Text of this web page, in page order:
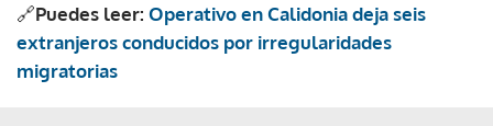
🔗Puedes leer: Operativo en Calidonia deja seis
extranjeros conducidos por irregularidades
migratorias